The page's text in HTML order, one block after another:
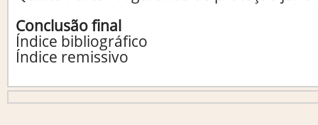
Conclusão final
Índice bibliográfico
Índice remissivo